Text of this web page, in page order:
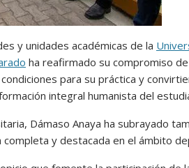
y unidades académicas de la
ha reafirmado su compromiso
para su práctica y
integral humanista del
Dámaso Anaya ha subrayado
y destacada en el ámbito